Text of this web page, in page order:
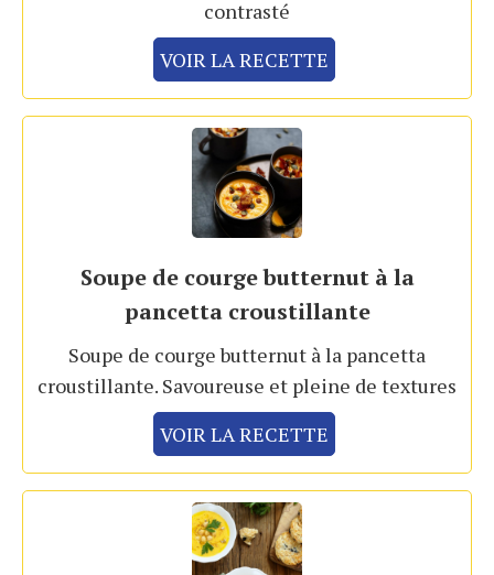
contrasté
VOIR LA RECETTE
Soupe de courge butternut à la
pancetta croustillante
Soupe de courge butternut à la pancetta
croustillante. Savoureuse et pleine de textures
VOIR LA RECETTE